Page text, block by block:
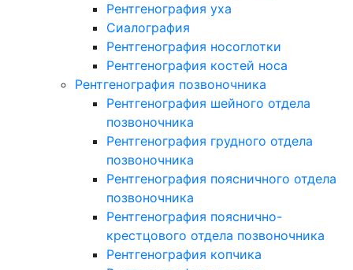
Рентгенография уха
Сиалография
Рентгенография носоглотки
Рентгенография костей носа
Рентгенография позвоночника
Рентгенография шейного отдела
позвоночника
Рентгенография грудного отдела
позвоночника
Рентгенография поясничного отдела
позвоночника
Рентгенография пояснично-
крестцового отдела позвоночника
Рентгенография копчика